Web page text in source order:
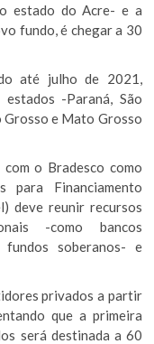
estado do Acre- e a
fundo, é chegar a 30
até julho de 2021,
-Paraná, São
Grosso e Mato Grosso
o Bradesco como
Financiamento
deve reunir recursos
-como bancos
fundos soberanos- e
privados a partir
que a primeira
será destinada a 60